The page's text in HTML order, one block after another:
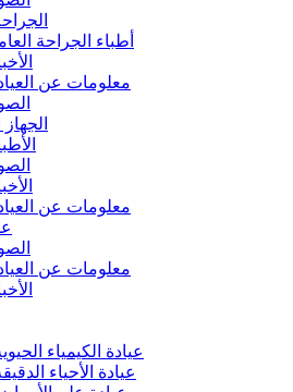
أطباء الجراحة
معلومات عن
معلومات عن
معلومات عن
عيادة الكيمياء
عيادة الأحياء